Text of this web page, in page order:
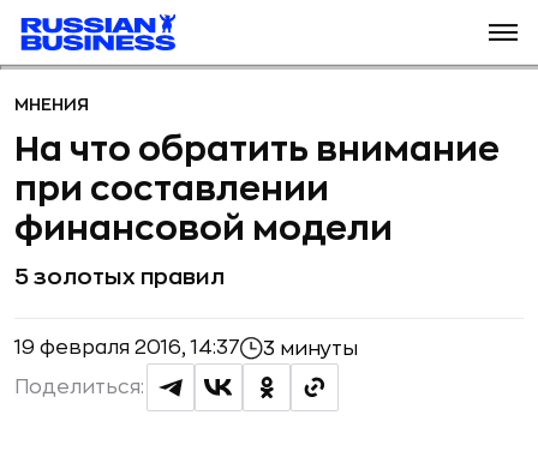
МНЕНИЯ
На что обратить внимание
при составлении
финансовой модели
5 золотых правил
19 февраля 2016, 14:37 3 минуты
Поделиться: